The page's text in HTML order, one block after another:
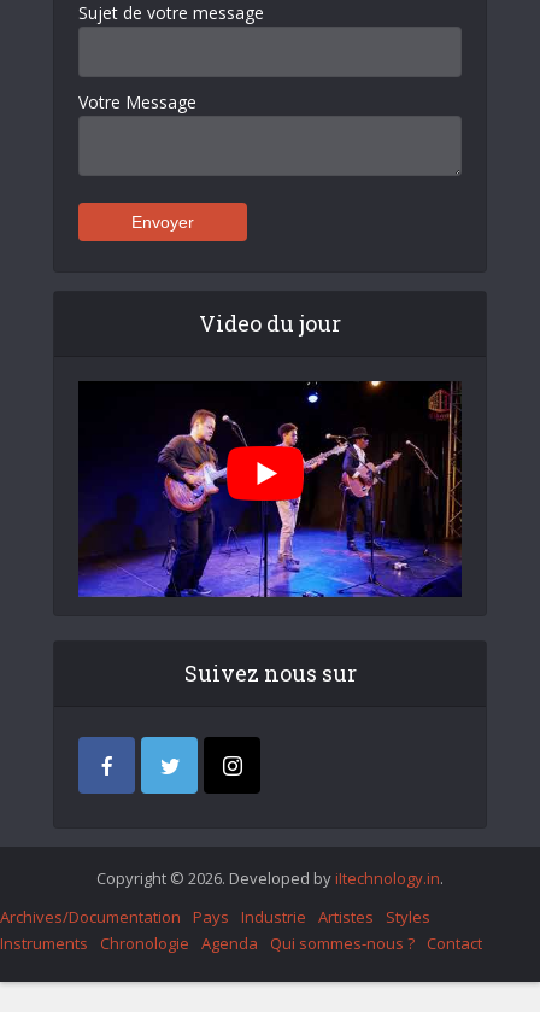
Sujet de votre message
Votre Message
Video du jour
Suivez nous sur
Copyright © 2026. Developed by iItechnology.in.
Archives/Documentation
Pays Industrie Artistes
Styles
Instruments
Chronologie Agenda Qui sommes-nous ? Contact